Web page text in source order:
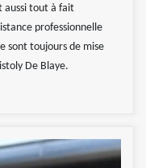
aussi tout à fait
professionnelle
sont toujours de mise
De Blaye.